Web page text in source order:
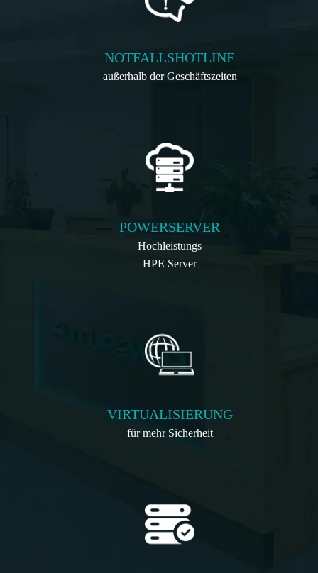
NOTFALLSHOTLINE
außerhalb der Geschäftszeiten
POWERSERVER
Hochleistungs
HPE Server
VIRTUALISIERUNG
für mehr Sicherheit